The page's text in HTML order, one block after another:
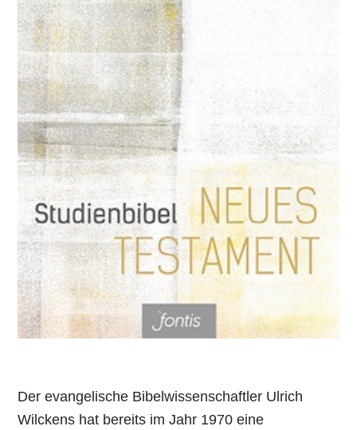
Der evangelische Bibelwissenschaftler Ulrich
Wilckens hat bereits im Jahr 1970 eine